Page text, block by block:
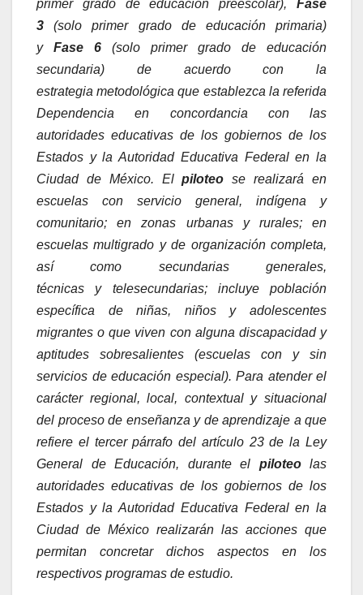
primer grado de educación preescolar), Fase
3(solo primer grado de educación primaria)
yFase 6 (solo primer grado de educación
secundaria) de acuerdo con la
estrategia metodológica que establezca la referida
Dependencia en concordancia con las
autoridades educativas de los gobiernos de los
Estados y la Autoridad Educativa Federal en la
Ciudad de México. Elpiloteo se realizará en
escuelas con servicio general, indígena y
comunitario; en zonas urbanas y rurales; en
escuelas multigrado y de organización completa,
así como secundarias generales,
técnicas y telesecundarias; incluye población
específica de niñas, niños y adolescentes
migrantes o que viven con alguna discapacidad y
aptitudes sobresalientes (escuelas con y sin
servicios de educación especial). Para atender el
carácter regional, local, contextual y situacional
del proceso de enseñanza y de aprendizaje a que
refiere el tercer párrafo del artículo 23 de la Ley
General de Educación, durante el piloteolas
autoridades educativas de los gobiernos de los
Estados y la Autoridad Educativa Federal en la
Ciudad de México realizarán las acciones que
permitan concretar dichos aspectos en los
respectivos programas de estudio.